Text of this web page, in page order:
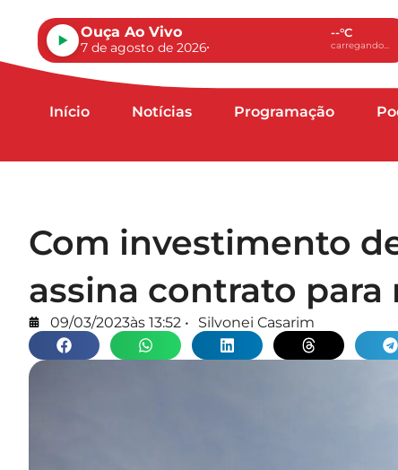
Ouça Ao Vivo
7 de agosto de 2026
--°C
carregando...
Início Notícias Programação
Com investimento
assina contrato para
09/03/2023às 13:52 • Silvonei Casarim